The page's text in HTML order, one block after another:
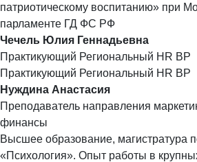
патриотическому воспитанию» при
парламенте ГД ФС РФ
Чечель Юлия Геннадьевна
Практикующий Региональный HR BP
Практикующий Региональный HR BP
Нуждина Анастасия
Преподаватель направления
финансы
Высшее образование, магистратура
«Психология». Опыт работы в